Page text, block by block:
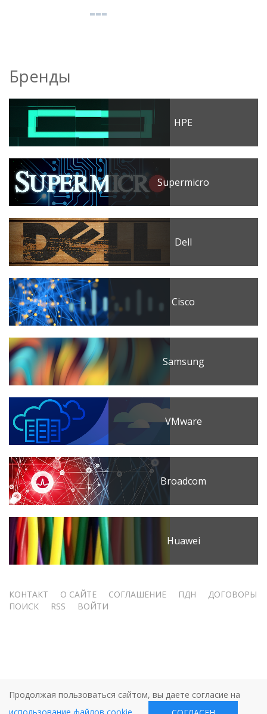
Бренды
HPE
Supermicro
Dell
Cisco
Samsung
VMware
Broadcom
Huawei
Меню
КОНТАКТ О САЙТЕ СОГЛАШЕНИЕ ПДН
ДОГОВОРЫ
ПОИСК
RSS ВОЙТИ
Продолжая пользоваться сайтом, вы даете согласие на